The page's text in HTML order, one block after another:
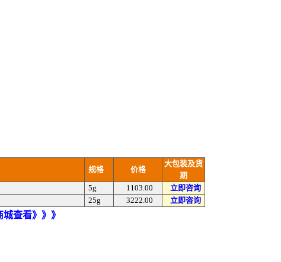
规格 价格
大包装及货
期
5g
1103.00
立即咨询
25g
3222.00 立即咨询
查看》》》